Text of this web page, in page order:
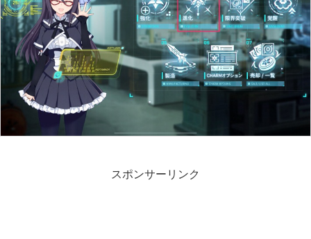
スポンサーリンク